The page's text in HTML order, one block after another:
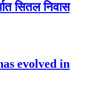
सितल निवास
evolved in